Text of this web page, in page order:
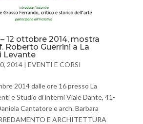
12 ottobre 2014, mostra
Roberto Guerrini a La
Levante
2014| EVENTI E CORSI
2014 dalle ore 16 presso La
e Studio di interni Viale Dante, 41-
Cantatore e arch. Barbara
E ARCHITETTURA